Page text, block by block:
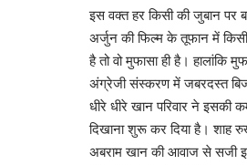
इस वक्त हर किसी की जुबान पर
अर्जुन की फिल्म के तूफान में
है तो वो मुफासा ही है।
अंग्रेजी संस्करण में जबरदस्त
धीरे धीरे खान परिवार ने इसकी
दिखाना शुरू कर दिया है। शाह
अबराम खान की आवाज से सजी